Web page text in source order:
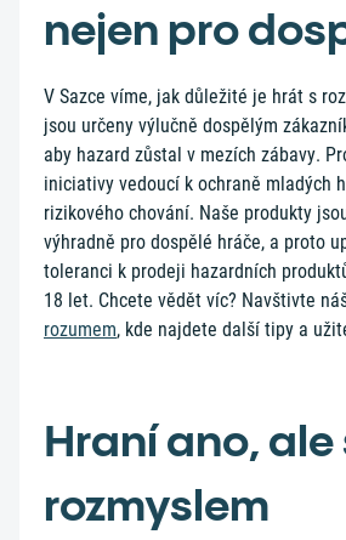
nejen pro
V Sazce víme, jak důležité je hrát s
jsou určeny výlučně dospělým
aby hazard zůstal v mezích zábavy.
iniciativy vedoucí k ochraně mladých
rizikového chování. Naše produkty
výhradně pro dospělé hráče, a proto
toleranci k prodeji hazardních
18 let. Chcete vědět víc? Navštivte
rozumem, kde najdete další tipy a
Hraní ano, ale
rozmyslem